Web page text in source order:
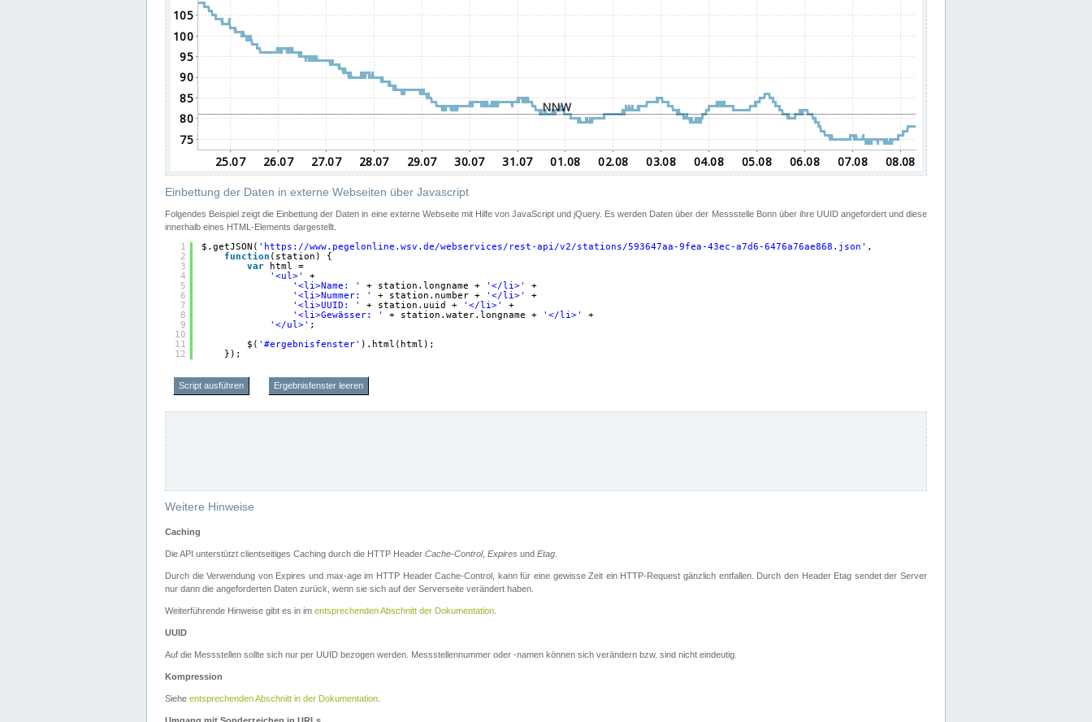
Einbettung der Daten in externe Webseiten über Javascript
Folgendes Beispiel zeigt die Einbettung der Daten in eine externe Webseite mit Hilfe von JavaScript und jQuery. Es werden Daten über der Messstelle Bonn über ihre UUID angefordert und diese
innerhalb eines HTML-Elements dargestellt.
1
2
3
4
5
6
7
8
9
10
11
12
$.getJSON( ' https://www.pegelonline.wsv.de/webservices/rest-api/v2/stations/593647aa-9fea-43ec-a7d6-6476a76ae868.json ' ,
function (station) {
var
html =
'<ul>'
+
'<li>Name: '
+ station.longname + '</li>'
+
'<li>Nummer: '
+ station.number + '</li>'
+
'<li>UUID: '
+ station.uuid + '</li>'
+
'<li>Gewässer: '
+ station.water.longname + '</li>'
+
'</ul>' ;
$( '#ergebnisfenster' ).html(html);
});
Script ausführen Ergebnisfenster leeren
Weitere Hinweise
Caching
Die API unterstützt clientseitiges Caching durch die HTTP Header Cache-Control, Expires und Etag.
Durch die Verwendung von Expires und max-age im HTTP Header Cache-Control, kann für eine gewisse Zeit ein HTTP-Request gänzlich entfallen. Durch den Header Etag sendet der Server
nur dann die angeforderten Daten zurück, wenn sie sich auf der Serverseite verändert haben.
Weiterführende Hinweise gibt es in im entsprechenden Abschnitt der Dokumentation.
UUID
Auf die Messstellen sollte sich nur per UUID bezogen werden. Messstellennummer oder -namen können sich verändern bzw. sind nicht eindeutig.
Kompression
Siehe entsprechenden Abschnitt in der Dokumentation.